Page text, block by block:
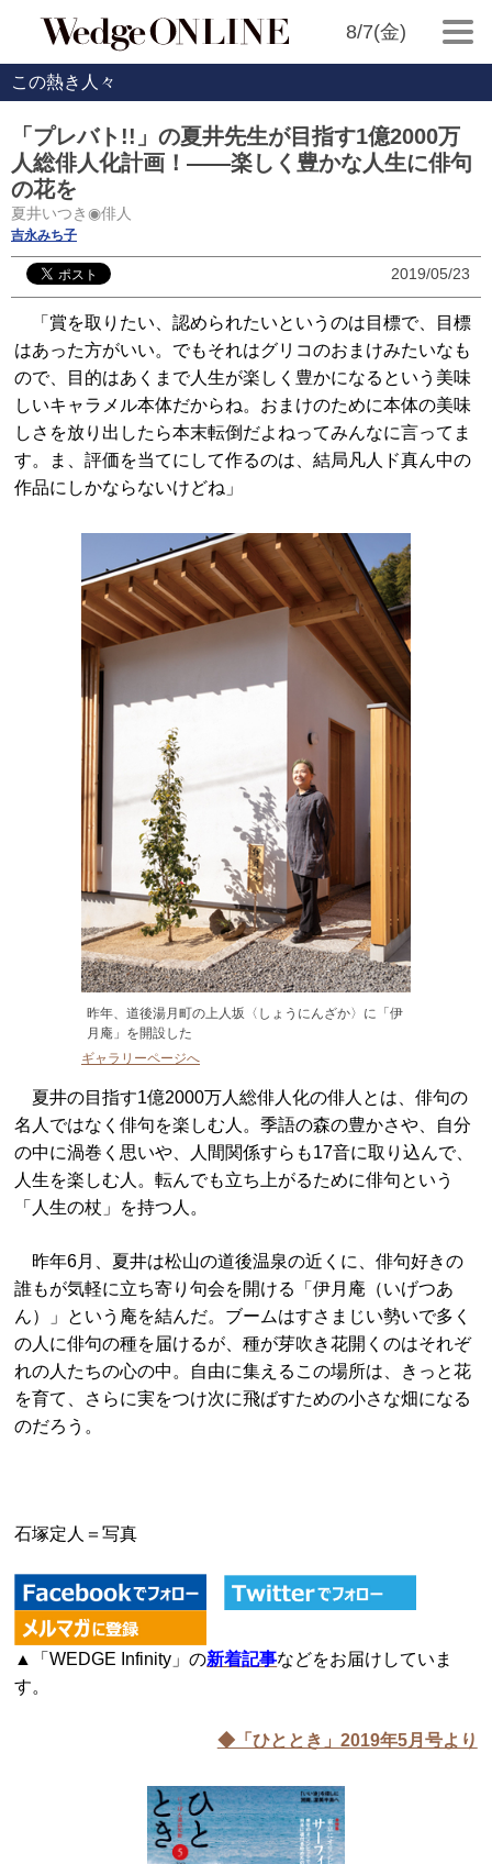
8/7(金)
この熱き人々
「プレバト!!」の夏井先生が目指す1億2000万
人総俳人化計画！――楽しく豊かな人生に俳句
の花を
夏井いつき◉俳人
吉永みち子
2019/05/23
「賞を取りたい、認められたいというのは目標で、目標
はあった方がいい。でもそれはグリコのおまけみたいなも
ので、目的はあくまで人生が楽しく豊かになるという美味
しいキャラメル本体だからね。おまけのために本体の美味
しさを放り出したら本末転倒だよねってみんなに言ってま
す。ま、評価を当てにして作るのは、結局凡人ド真ん中の
作品にしかならないけどね」
昨年、道後湯月町の上人坂〈しょうにんざか〉に「伊
月庵」を開設した
ギャラリーページへ
夏井の目指す1億2000万人総俳人化の俳人とは、俳句の
名人ではなく俳句を楽しむ人。季語の森の豊かさや、自分
の中に渦巻く思いや、人間関係すらも17音に取り込んで、
人生を楽しむ人。転んでも立ち上がるために俳句という
「人生の杖」を持つ人。
昨年6月、夏井は松山の道後温泉の近くに、俳句好きの
誰もが気軽に立ち寄り句会を開ける「伊月庵（いげつあ
ん）」という庵を結んだ。ブームはすさまじい勢いで多く
の人に俳句の種を届けるが、種が芽吹き花開くのはそれぞ
れの人たちの心の中。自由に集えるこの場所は、きっと花
を育て、さらに実をつけ次に飛ばすための小さな畑になる
のだろう。
石塚定人＝写真
▲「WEDGE Infinity」の新着記事などをお届けしていま
す。
◆「ひととき」2019年5月号より